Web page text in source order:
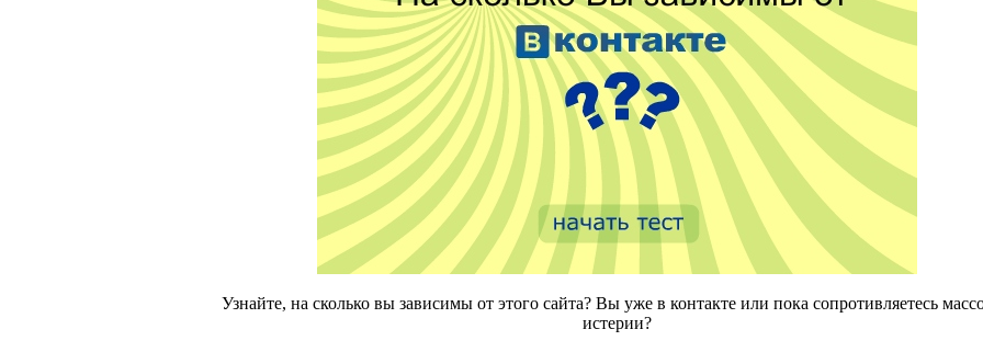
Узнайте, на сколько вы зависимы от этого сайта? Вы уже в контакте или пока сопротивляетесь
истерии?